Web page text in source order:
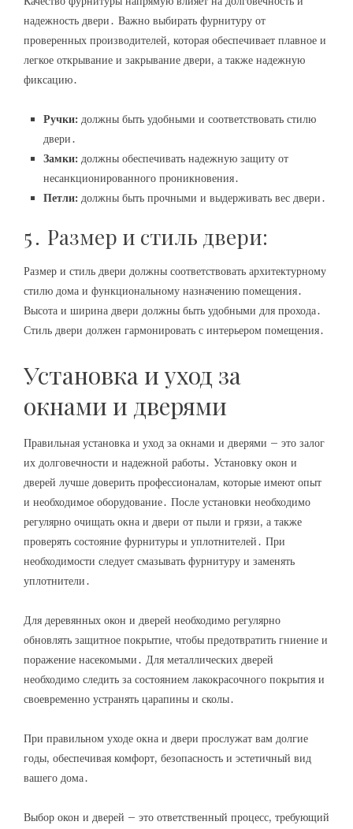
надежность двери․ Важно выбирать фурнитуру от
проверенных производителей, которая обеспечивает плавное и
легкое открывание и закрывание двери, а также надежную
фиксацию․
Ручки: должны быть удобными и соответствовать стилю
двери․
Замки: должны обеспечивать надежную защиту от
несанкционированного проникновения․
Петли: должны быть прочными и выдерживать вес двери․
5․ Размер и стиль двери:
Размер и стиль двери должны соответствовать архитектурному
стилю дома и функциональному назначению помещения․
Высота и ширина двери должны быть удобными для прохода․
Стиль двери должен гармонировать с интерьером помещения․
Установка и уход за
окнами и дверями
Правильная установка и уход за окнами и дверями – это залог
их долговечности и надежной работы․ Установку окон и
дверей лучше доверить профессионалам, которые имеют опыт
и необходимое оборудование․ После установки необходимо
регулярно очищать окна и двери от пыли и грязи, а также
проверять состояние фурнитуры и уплотнителей․ При
необходимости следует смазывать фурнитуру и заменять
уплотнители․
Для деревянных окон и дверей необходимо регулярно
обновлять защитное покрытие, чтобы предотвратить гниение и
поражение насекомыми․ Для металлических дверей
необходимо следить за состоянием лакокрасочного покрытия и
своевременно устранять царапины и сколы․
При правильном уходе окна и двери прослужат вам долгие
годы, обеспечивая комфорт, безопасность и эстетичный вид
вашего дома․
Выбор окон и дверей – это ответственный процесс, требующий